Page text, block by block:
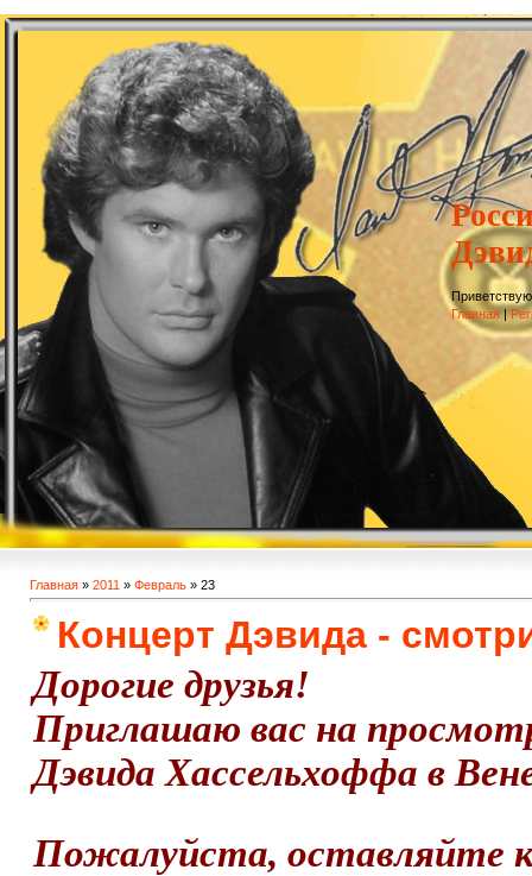
Главная|
Главная » 2011 » Февраль » 23
Концерт Дэвида -
Дорогие друзья!
Приглашаю вас на
Дэвида Хассельхоффа в
Пожалуйста, оставляйте